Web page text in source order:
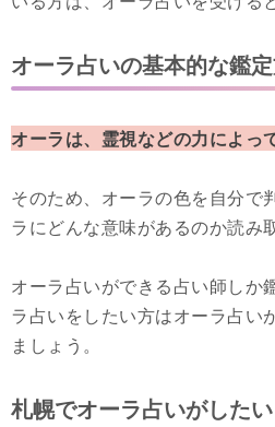
オーラ占いの基本的な鑑
オーラは、霊視などの力によっ
そのため、オーラの色を自分で
ラにどんな意味があるのか読み
オーラ占いができる占い師しか
ラ占いをしたい方はオーラ占い
ましょう。
札幌でオーラ占いがした